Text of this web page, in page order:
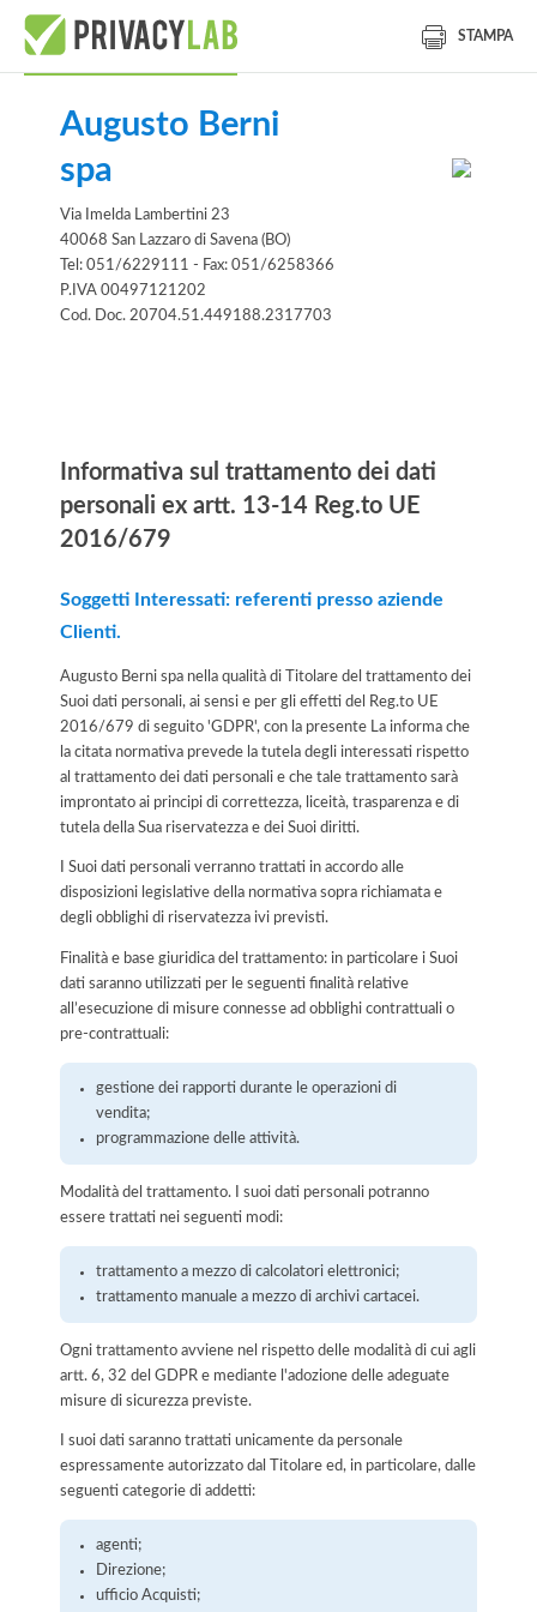
STAMPA
Augusto Berni
spa
Via Imelda Lambertini 23
40068 San Lazzaro di Savena (BO)
Tel: 051/6229111 - Fax: 051/6258366
P.IVA 00497121202
Cod. Doc. 20704.51.449188.2317703
Informativa sul trattamento dei dati
personali ex artt. 13-14 Reg.to UE
2016/679
Soggetti Interessati: referenti presso aziende
Clienti.
Augusto Berni spa nella qualità di Titolare del trattamento dei
Suoi dati personali, ai sensi e per gli effetti del Reg.to UE
2016/679 di seguito 'GDPR', con la presente La informa che
la citata normativa prevede la tutela degli interessati rispetto
al trattamento dei dati personali e che tale trattamento sarà
improntato ai principi di correttezza, liceità, trasparenza e di
tutela della Sua riservatezza e dei Suoi diritti.
I Suoi dati personali verranno trattati in accordo alle
disposizioni legislative della normativa sopra richiamata e
degli obblighi di riservatezza ivi previsti.
Finalità e base giuridica del trattamento: in particolare i Suoi
dati saranno utilizzati per le seguenti finalità relative
all’esecuzione di misure connesse ad obblighi contrattuali o
pre-contrattuali:
gestione dei rapporti durante le operazioni di
vendita;
programmazione delle attività.
Modalità del trattamento. I suoi dati personali potranno
essere trattati nei seguenti modi:
trattamento a mezzo di calcolatori elettronici;
trattamento manuale a mezzo di archivi cartacei.
Ogni trattamento avviene nel rispetto delle modalità di cui agli
artt. 6, 32 del GDPR e mediante l'adozione delle adeguate
misure di sicurezza previste.
I suoi dati saranno trattati unicamente da personale
espressamente autorizzato dal Titolare ed, in particolare, dalle
seguenti categorie di addetti:
agenti;
Direzione;
ufficio Acquisti;